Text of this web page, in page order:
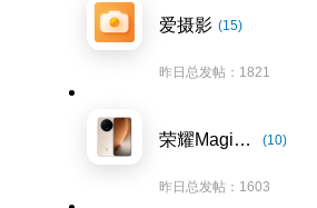
爱摄影 (15)
昨日总发帖：1821
荣耀Magic8系列 (10)
昨日总发帖：1603